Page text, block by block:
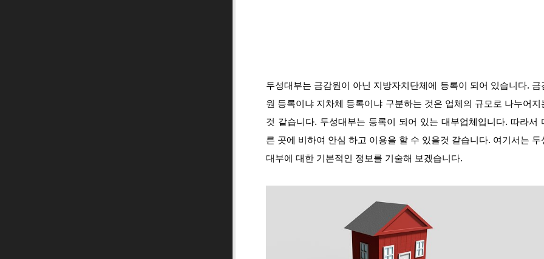
두성대부는 금감원이 아닌 지방자치단체에 등록이 되어 있습니다. 금
원 등록이냐 지차체 등록이냐 구분하는 것은 업체의 규모로 나누어지
것 같습니다. 두성대부는 등록이 되어 있는 대부업체입니다. 따라서
른 곳에 비하여 안심 하고 이용을 할 수 있을것 같습니다. 여기서는 두
대부에 대한 기본적인 정보를 기술해 보겠습니다.